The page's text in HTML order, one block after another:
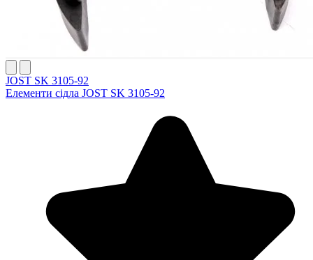
JOST SK 3105-92
Елементи сідла JOST SK 3105-92